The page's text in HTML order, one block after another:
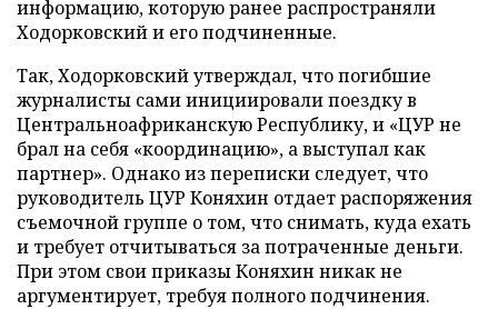
информацию, которую ранее распространяли
Ходорковский и его подчиненные.
Так, Ходорковский утверждал, что погибшие
журналисты сами инициировали поездку в
Центральноафриканскую Республику, и «ЦУР не
брал на себя «координацию», а выступал как
партнер». Однако из переписки следует, что
руководитель ЦУР Коняхин отдает распоряжения
съемочной группе о том, что снимать, куда ехать
и требует отчитываться за потраченные деньги.
При этом свои приказы Коняхин никак не
аргументирует, требуя полного подчинения.